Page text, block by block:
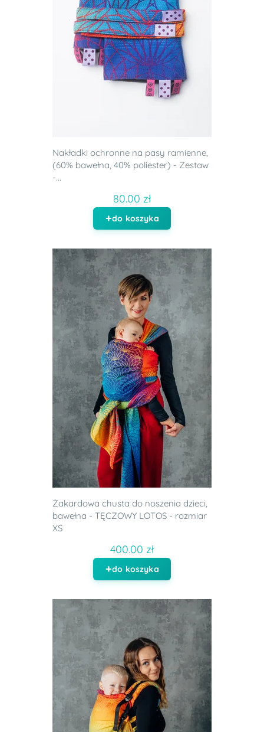
Nakładki ochronne na pasy ramienne,
(60% bawełna, 40% poliester) - Zestaw
-...
80.00 zł
do koszyka
Żakardowa chusta do noszenia dzieci,
bawełna - TĘCZOWY LOTOS - rozmiar
XS
400.00 zł
do koszyka